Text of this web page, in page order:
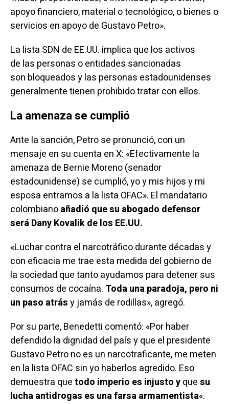
apoyo financiero, material o tecnológico, o bienes o
servicios en apoyo de Gustavo Petro».
La lista SDN de EE.UU. implica que los activos
de las personas o entidades sancionadas
son bloqueados y las personas estadounidenses
generalmente tienen prohibido tratar con ellos.
La amenaza se cumplió
Ante la sanción, Petro se pronunció, con un
mensaje en su cuenta en X: «Efectivamente la
amenaza de Bernie Moreno (senador
estadounidense) se cumplió, yo y mis hijos y mi
esposa entramos a la lista OFAC». El mandatario
colombianoañadió que su abogado defensor
será Dany Kovalik de los EE.UU.
«Luchar contra el narcotráfico durante décadas y
con eficacia me trae esta medida del gobierno de
la sociedad que tanto ayudamos para detener sus
consumos de cocaína. Toda una paradoja, pero ni
un paso atrásy jamás de rodillas», agregó.
Por su parte, Benedetti comentó: «Por haber
defendido la dignidad del país y que el presidente
Gustavo Petro no es un narcotraficante, me meten
en la lista OFAC sin yo haberlos agredido. Eso
demuestra quetodo imperio es injusto yquesu
lucha antidrogas es una farsa armamentista«.